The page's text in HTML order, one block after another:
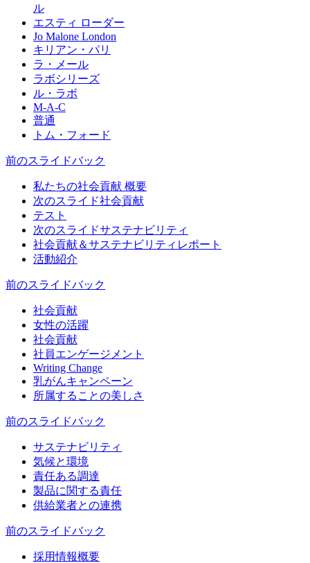
ル
エスティ ローダー
Jo Malone London
キリアン・パリ
ラ・メール
ラボシリーズ
ル・ラボ
M-A-C
普通
トム・フォード
前のスライドバック
私たちの社会貢献 概要
次のスライド社会貢献
テスト
次のスライドサステナビリティ
社会貢献＆サステナビリティレポート
活動紹介
前のスライドバック
社会貢献
女性の活躍
社会貢献
社員エンゲージメント
Writing Change
乳がんキャンペーン
所属することの美しさ
前のスライドバック
サステナビリティ
気候と環境
責任ある調達
製品に関する責任
供給業者との連携
前のスライドバック
採用情報概要